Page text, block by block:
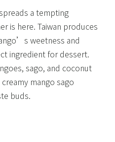
a tempting
is here. Taiwan produces
weetness and
ingredient for dessert.
sago, and coconut
mango sago
buds.